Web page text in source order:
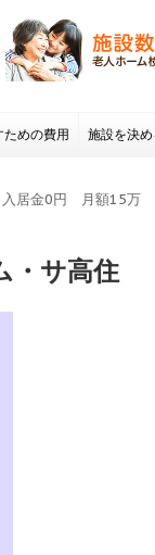
めの費用 施設を決
項 老人ホ
居金0円 月額15万
・サ高住